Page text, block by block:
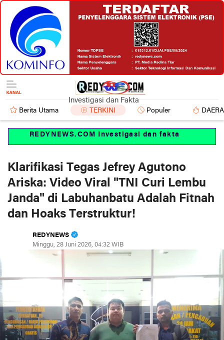
Investigasi dan Fakta
Berita Utama TERKINI Populer
REDYNEWS.COM Investigasi dan fakta
Klarifikasi Tegas Jefrey Agutono
Ariska: Video Viral "TNI Curi Lembu
Janda" di Labuhanbatu Adalah Fitnah
dan Hoaks Terstruktur!
REDYNEWS
Minggu, 28 Juni 2026, 04:32 WIB